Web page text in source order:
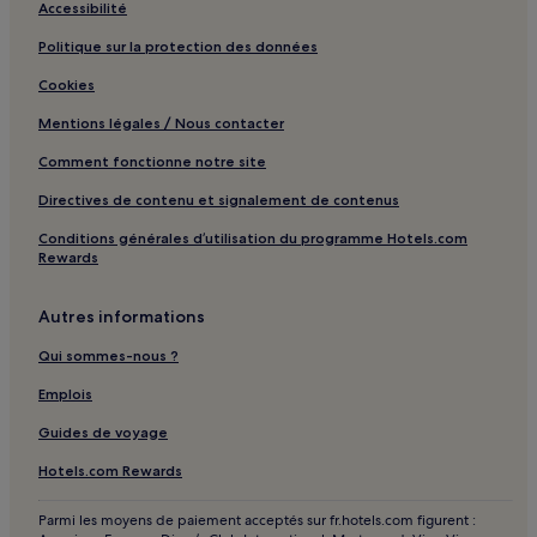
Macclenny : hôtels 2 étoiles
Orange Park : hôtels Hôtels avec piscine
Jacksonville : Gîtes
Jacksonville : Appart’hôtels
Jacksonville : Complexes hôteliers
Jacksonville : hôtels 2 étoiles
Jacksonville : hôtels Hôtels LGBTQIA+ friendly
Jacksonville : hôtels Hôtels avec golf
Accessibilité
Politique sur la protection des données
Cookies
Mentions légales / Nous contacter
Comment fonctionne notre site
Directives de contenu et signalement de contenus
Conditions générales d’utilisation du programme Hotels.com
Rewards
Autres informations
Qui sommes-nous ?
Emplois
Guides de voyage
Hotels.com Rewards
Parmi les moyens de paiement acceptés sur fr.hotels.com figurent :